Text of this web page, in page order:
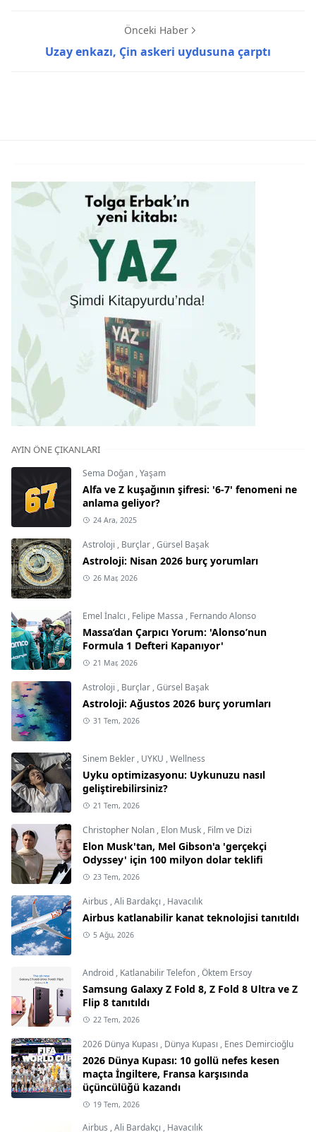
Önceki Haber
Uzay enkazı, Çin askeri uydusuna çarptı
AYIN ÖNE ÇIKANLARI
Sema Doğan ,Yaşam
Alfa ve Z kuşağının şifresi: '6-7' fenomeni ne
anlama geliyor?
24 Ara, 2025
Astroloji , Burçlar ,Gürsel Başak
Astroloji: Nisan 2026 burç yorumları
26 Mar, 2026
Emel İnalcı , Felipe Massa , Fernando Alonso
Massa’dan Çarpıcı Yorum: 'Alonso’nun
Formula 1 Defteri Kapanıyor'
21 Mar, 2026
Astroloji , Burçlar ,Gürsel Başak
Astroloji: Ağustos 2026 burç yorumları
31 Tem, 2026
Sinem Bekler , UYKU ,Wellness
Uyku optimizasyonu: Uykunuzu nasıl
geliştirebilirsiniz?
21 Tem, 2026
Christopher Nolan , Elon Musk , Film ve Dizi
Elon Musk'tan, Mel Gibson'a 'gerçekçi
Odyssey' için 100 milyon dolar teklifi
23 Tem, 2026
Airbus ,Ali Bardakçı , Havacılık
Airbus katlanabilir kanat teknolojisi tanıtıldı
5 Ağu, 2026
Android , Katlanabilir Telefon ,Öktem Ersoy
Samsung Galaxy Z Fold 8, Z Fold 8 Ultra ve Z
Flip 8 tanıtıldı
22 Tem, 2026
2026 Dünya Kupası , Dünya Kupası , Enes Demircioğlu
2026 Dünya Kupası: 10 gollü nefes kesen
maçta İngiltere, Fransa karşısında
üçüncülüğü kazandı
19 Tem, 2026
Airbus ,Ali Bardakçı , Havacılık